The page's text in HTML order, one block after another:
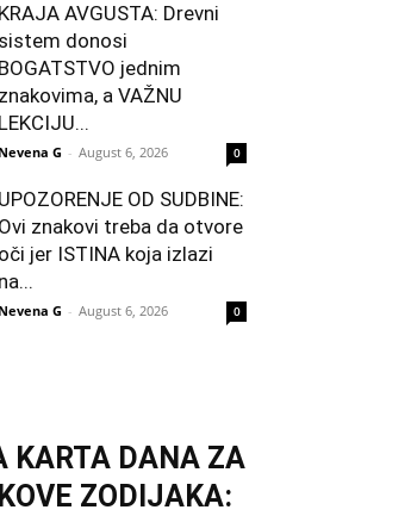
KRAJA AVGUSTA: Drevni
sistem donosi
BOGATSTVO jednim
znakovima, a VAŽNU
LEKCIJU...
Nevena G - August 6, 2026 0
UPOZORENJE OD SUDBINE:
Ovi znakovi treba da otvore
oči jer ISTINA koja izlazi
na...
Nevena G - August 6, 2026 0
KARTA DANA ZA
ZODIJAKA: